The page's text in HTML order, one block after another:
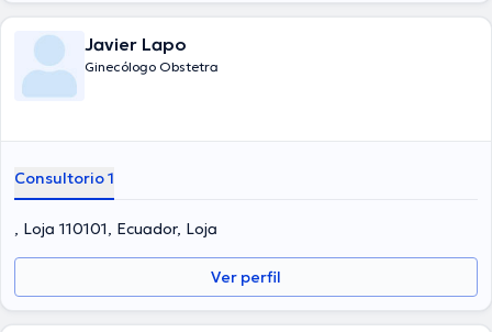
Javier Lapo
Ginecólogo Obstetra
Consultorio 1
, Loja 110101, Ecuador, Loja
Ver perfil